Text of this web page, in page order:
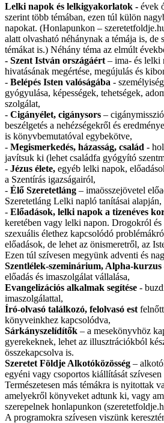
Lelki napok és lelkigyakorlatok - évek
szerint több témában, ezen túl külön
napokat. (Honlapunkon –
alatt olvasható néhánynak a témája is, de
témákat is.) Néhány téma az elmúlt
- Szent István országáért – ima- és lelki
hivatásának megértése, megújulás és
- Belépés Isten valóságába -
gyógyulása, képességek, tehetségek,
szolgálat,
- Cigányélet, cigánysors –
beszélgetés a nehézségekről és
is könyvbemutatóval egybekötve,
- Megismerkedés, házasság, család -
javítsuk ki (lehet családfa gyógyító
- Jézus élete, egyéb lelki napok,
a Szentírás igazságairól,
- Élő Szeretetláng – imaösszejövetel
Szeretetláng Lelki napló tanításai alapján,
- Előadások, lelki napok a tizenéves
keretében vagy lelki napon. Drogokról
szexuális élethez kapcsolódó
előadások, de lehet az önismeretről, az
Ezen túl szívesen megyünk adventi és
Szentlélek-szeminárium, Alpha-kurzus
előadás és imaszolgálat vállalása,
Evangelizációs alkalmak segítése -
imaszolgálattal,
Író-olvasó találkozó, felolvasó est
könyveinkhez kapcsolódva,
Sárkányszelídítők – a mesekönyvhöz
gyerekeknek, lehet az illusztrációkból
összekapcsolva is.
Szeretet Földje Alkotóközösség –
egyéni vagy csoportos kiállítását
Természetesen más témákra is nyitottak
amelyekről könyveket adtunk ki, vagy
szerepelnek honlapunkon
A programokra szívesen viszünk